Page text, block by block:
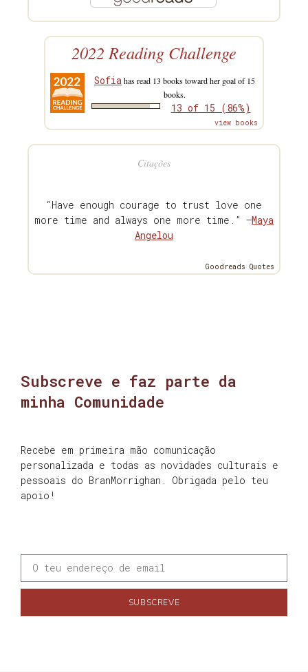
2022 Reading Challenge
Sofia has read 13 books toward her goal of 15
books.
13 of 15 (86%)
view books
Citações
“Have enough courage to trust love one
more time and always one more time.” —Maya
Angelou
Goodreads Quotes
Subscreve e faz parte da
minha Comunidade
Recebe em primeira mão comunicação
personalizada e todas as novidades culturais e
pessoais do BranMorrighan. Obrigada pelo teu
apoio!
SUBSCREVE